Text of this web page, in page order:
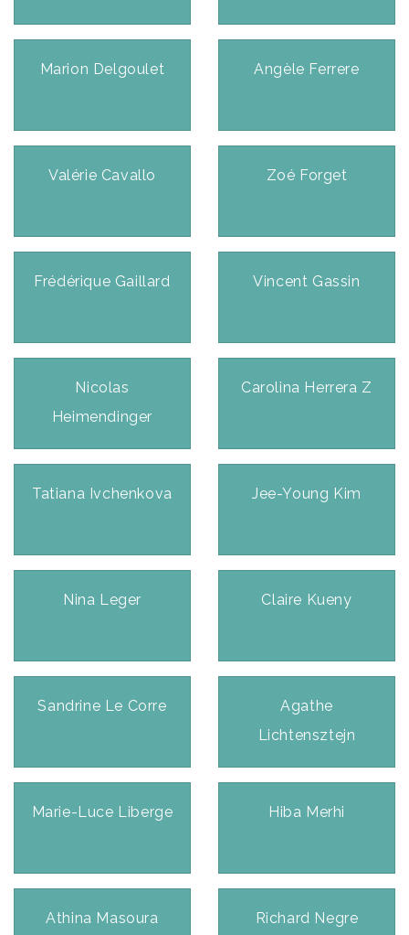
Marion Delgoulet Angèle Ferrere
Valérie Cavallo Zoé Forget
Frédérique Gaillard Vincent Gassin
Nicolas
Heimendinger
Carolina Herrera Z
Tatiana Ivchenkova Jee-Young Kim
Nina Leger Claire Kueny
Sandrine Le Corre
Agathe
Lichtensztejn
Marie-Luce Liberge Hiba Merhi
Athina Masoura Richard Negre